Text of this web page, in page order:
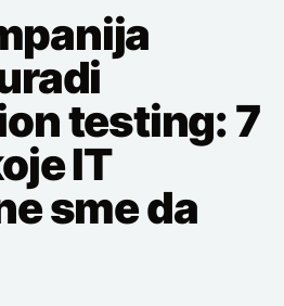
testing: 7
IT
sme da